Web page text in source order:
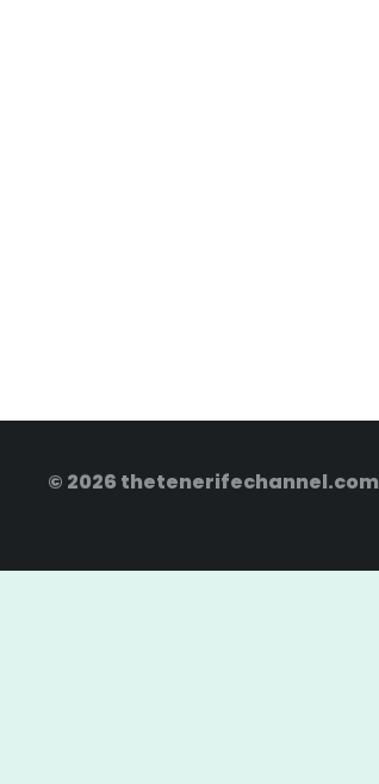
© 2026 thetenerifechannel.com